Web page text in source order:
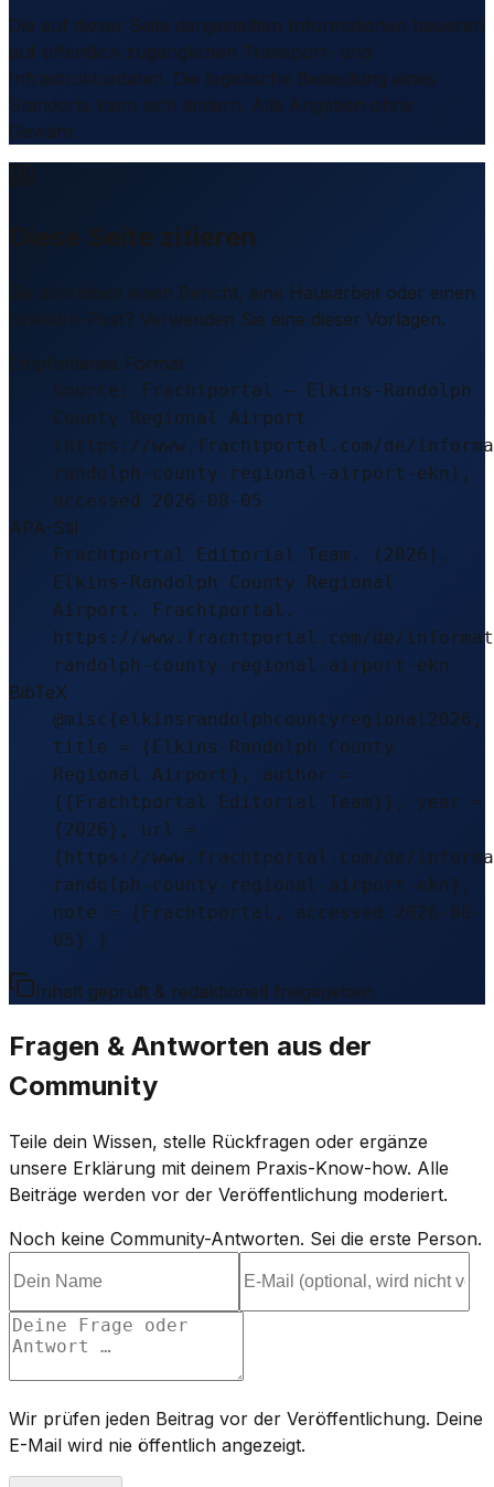
Die auf dieser Seite dargestellten Informationen basieren
auf öffentlich zugänglichen Transport- und
Infrastrukturdaten. Die logistische Bedeutung eines
Standorts kann sich ändern. Alle Angaben ohne
Gewähr.
Diese Seite zitieren
Sie schreiben einen Bericht, eine Hausarbeit oder einen
LinkedIn-Post? Verwenden Sie eine dieser Vorlagen.
Empfohlenes Format
Source: Frachtportal – Elkins-Randolph
County Regional Airport
(https://www.frachtportal.com/de/
randolph-county-regional-airport-ekn),
accessed 2026-08-05
APA-Stil
Frachtportal Editorial Team. (2026).
Elkins-Randolph County Regional
Airport. Frachtportal.
https://www.frachtportal.com/de/
randolph-county-regional-airport-ekn
BibTeX
@misc{elkinsrandolphcountyregional2026,
title = {Elkins-Randolph County
Regional Airport}, author =
{{Frachtportal Editorial Team}}, year =
{2026}, url =
{https://www.frachtportal.com/de/
randolph-county-regional-airport-ekn},
note = {Frachtportal, accessed 2026-08-
05} }
Inhalt geprüft & redaktionell freigegeben.
Fragen & Antworten aus der
Community
Teile dein Wissen, stelle Rückfragen oder ergänze
unsere Erklärung mit deinem Praxis-Know-how. Alle
Beiträge werden vor der Veröffentlichung moderiert.
Noch keine Community-Antworten. Sei die erste Person.
Wir prüfen jeden Beitrag vor der Veröffentlichung. Deine
E-Mail wird nie öffentlich angezeigt.